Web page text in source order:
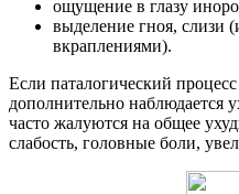
ощущение в глазу
выделение гноя, слизи
вкраплениями).
Если паталогический
дополнительно наблюдается
часто жалуются на общее
слабость, головные боли,